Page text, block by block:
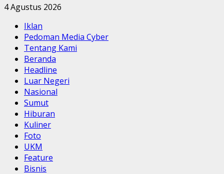
4 Agustus 2026
Iklan
Pedoman Media Cyber
Tentang Kami
Beranda
Headline
Luar Negeri
Nasional
Sumut
Hiburan
Kuliner
Foto
UKM
Feature
Bisnis